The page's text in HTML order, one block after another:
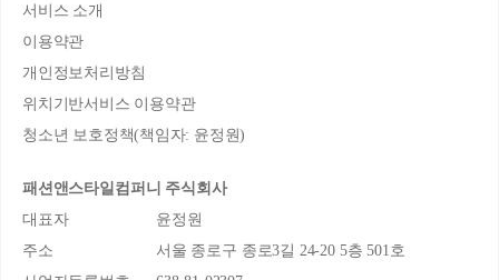
서비스 소개
이용약관
개인정보처리방침
위치기반서비스 이용약관
청소년 보호정책(책임자: 윤정원)
패션앤스타일컴퍼니 주식회사
대표자
윤정원
주소
서울 종로구 종로3길 24-20 5층 501호